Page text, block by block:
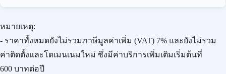
หมายเหตุ:
- ราคาทั้งหมดยังไม่รวมภาษีมูลค่าเพิ่ม (VAT) 7% และยังไม่รวม
ค่าติดตั้งและโดเมนเนมใหม่ ซึ่งมีค่าบริการเพิ่มเติมเริ่มต้นที่
600 บาทต่อปี